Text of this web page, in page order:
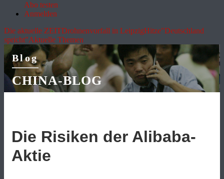
Abo testen
Anmelden
Die aktuelle ZEITDrohnenvorfall in LeipzigHitze"Deutschland
spricht"Aktuelle Themen
Blog
CHINA-BLOG
Die Risiken der Alibaba-
Aktie